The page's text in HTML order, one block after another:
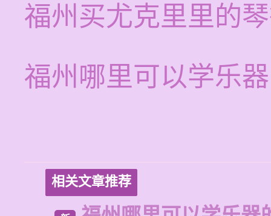
福州买尤克里里的
福州哪里可以学乐
相关文章推荐